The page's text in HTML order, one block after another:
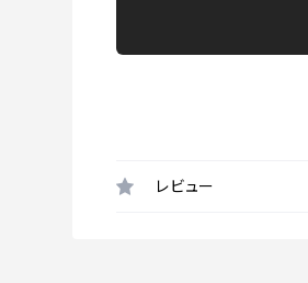
レビュー